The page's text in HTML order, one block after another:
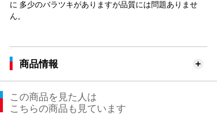
に 多少のバラツキがありますが品質には問題ありませ
ん。
商品情報
この商品を見た人は
こちらの商品も見ています